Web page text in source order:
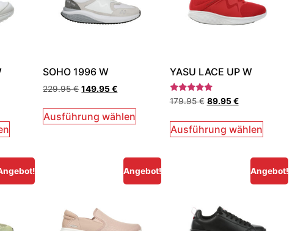
SOHO 1996 W
229.95€ 149.95€
Ausführung wählen
YASU LACE UP W
Bewertet
mit
von 5
179.95€ 89.95€
Ausführung wählen
Angebot! Angebot!